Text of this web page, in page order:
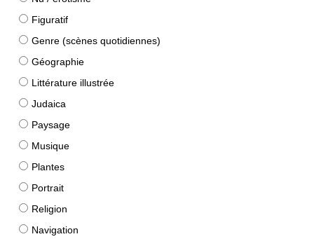
Figuratif
Genre (scènes quotidiennes)
Géographie
Littérature illustrée
Judaica
Paysage
Musique
Plantes
Portrait
Religion
Navigation